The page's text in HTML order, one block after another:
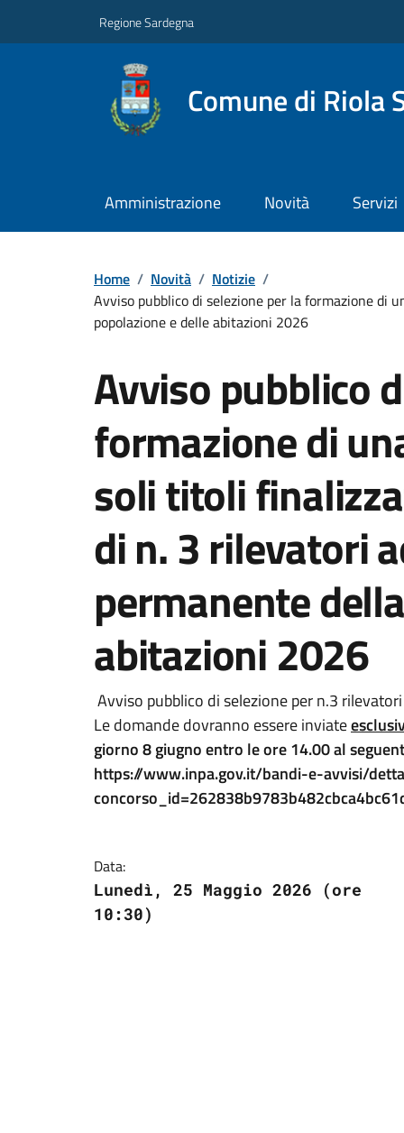
Regione Sardegna
Comune di Riola
Amministrazione Novità Servizi
Home / Novità / Notizie /
Avviso pubblico di selezione per la formazione
popolazione e delle abitazioni 2026
Avviso pubblico
formazione di
soli titoli
di n. 3 rilevatori
permanente
abitazioni 2026
Avviso pubblico di selezione per n.3
Le domande dovranno essere inviate
giorno8 giugno entro le ore 14.00 al
https://www.inpa.gov.it/bandi-e-avvisi/
Data:
Lunedì, 25 Maggio 2026 (ore
10:30)